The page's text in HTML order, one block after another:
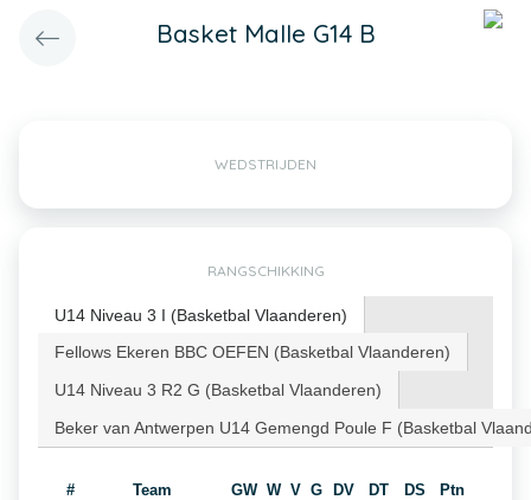
Basket Malle G14 B
WEDSTRIJDEN
RANGSCHIKKING
U14 Niveau 3 I (Basketbal Vlaanderen)
Fellows Ekeren BBC OEFEN (Basketbal Vlaanderen)
U14 Niveau 3 R2 G (Basketbal Vlaanderen)
Beker van Antwerpen U14 Gemengd Poule F (Basketbal
# Team GW W V G DV DT DS Ptn